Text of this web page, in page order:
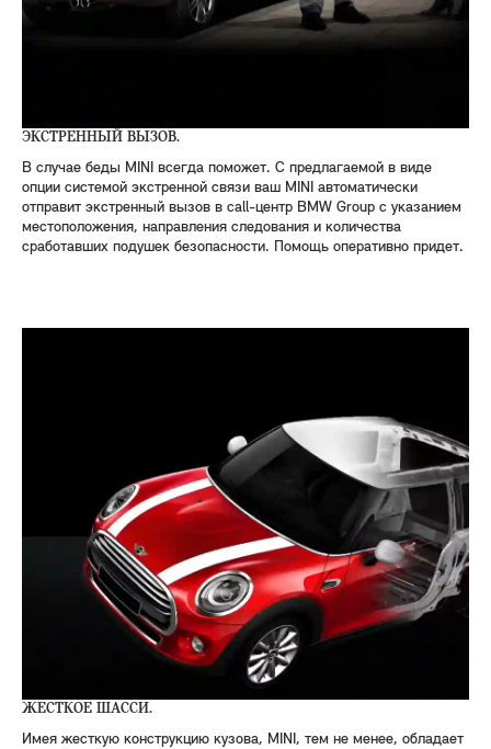
ЭКСТРЕННЫЙ ВЫЗОВ.
В случае беды MINI всегда поможет. С предлагаемой в виде
опции системой экстренной связи ваш MINI автоматически
отправит экстренный вызов в call-центр BMW Group с указанием
местоположения, направления следования и количества
сработавших подушек безопасности. Помощь оперативно придет.
ЖЕСТКОЕ ШАССИ.
Имея жесткую конструкцию кузова, MINI, тем не менее, обладает